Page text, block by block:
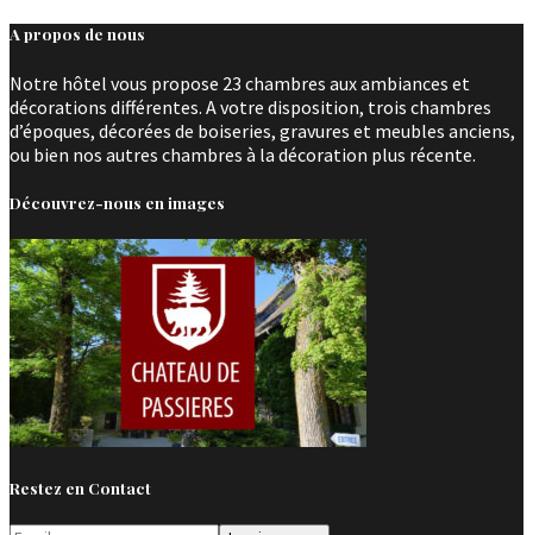
A propos de nous
Notre hôtel vous propose 23 chambres aux ambiances et
décorations différentes. A votre disposition, trois chambres
d’époques, décorées de boiseries, gravures et meubles anciens,
ou bien nos autres chambres à la décoration plus récente.
Découvrez-nous en images
Restez en Contact